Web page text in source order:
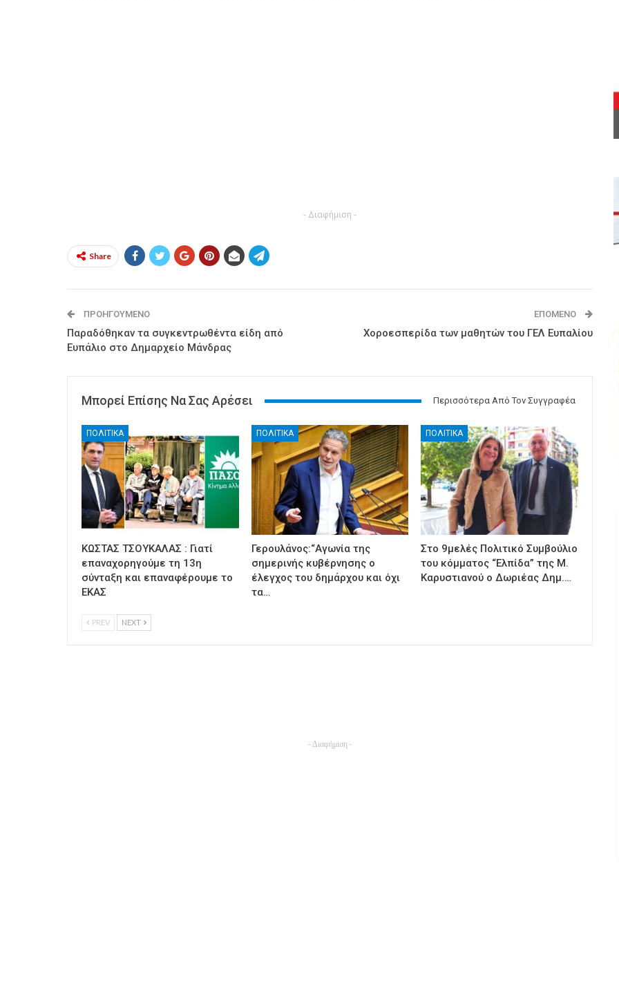
- Διαφήμιση -
Share
ΠΡΟΗΓΟΎΜΕΝΟ
Παραδόθηκαν τα συγκεντρωθέντα είδη από
Ευπάλιο στο Δημαρχείο Μάνδρας
ΕΠΌΜΕΝΟ
Χοροεσπερίδα των μαθητών του ΓΕΛ Ευπαλίου
Μπορεί Επίσης Να Σας Αρέσει Περισσότερα Από Τον Συγγραφέα
ΠΟΛΙΤΙΚΑ
ΚΩΣΤΑΣ ΤΣΟΥΚΑΛΑΣ : Γιατί
επαναχορηγούμε τη 13η
σύνταξη και επαναφέρουμε το
ΕΚΑΣ
ΠΟΛΙΤΙΚΑ
Γερουλάνος:“Αγωνία της
σημερινής κυβέρνησης ο
έλεγχος του δημάρχου και όχι
τα…
ΠΟΛΙΤΙΚΑ
Στο 9μελές Πολιτικό Συμβούλιο
του κόμματος “Ελπίδα” της Μ.
Καρυστιανού ο Δωριέας Δημ.…
PREV NEXT
- Διαφήμιση -